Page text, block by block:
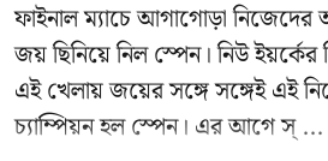
ফাইনাল ম্যাচে আগাগোড়া
জয় ছিনিয়ে নিল স্পেন। নিউ ইয়র্কের
এই খেলায় জয়ের সঙ্গে সঙ্গেই এই
চ্যাম্পিয়ন হল স্পেন। এর আগে স্ ...